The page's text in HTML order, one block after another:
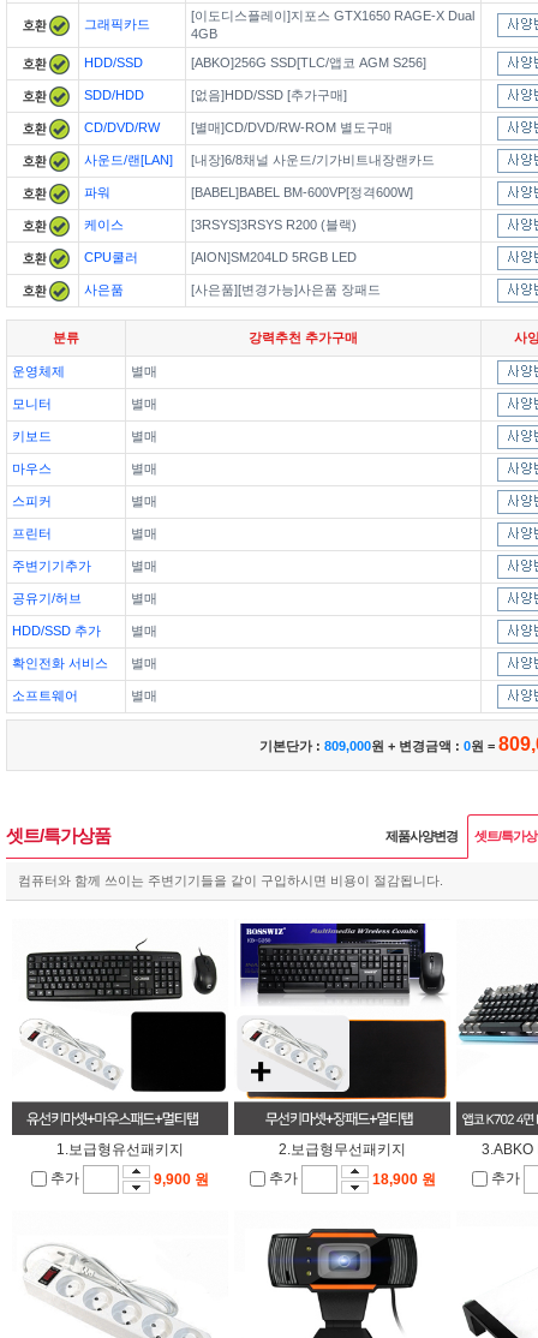
그래픽카드
[이도디스플레이]지포스 GTX1650 RAGE-X Dual
4GB
HDD/SSD
[ABKO]256G SSD[TLC/앱코 AGM S256]
SDD/HDD [없음]HDD/SSD [추가구매]
CD/DVD/RW [별매]CD/DVD/RW-ROM 별도구매
사운드/랜[LAN] [내장]6/8채널 사운드/기가비트내장랜카드
파워 [BABEL]BABEL BM-600VP[정격600W]
케이스 [3RSYS]3RSYS R200 (블랙)
CPU쿨러 [AION]SM204LD 5RGB LED
사은품 [사은품][변경가능]사은품 장패드
분류 강력추천 추가구매 사
운영체제 별매
모니터 별매
키보드 별매
마우스 별매
스피커 별매
프린터 별매
주변기기추가 별매
공유기/허브 별매
HDD/SSD 추가 별매
확인전화 서비스 별매
소프트웨어 별매
기본단가 : 809,000원 + 변경금액 : 0원 =
셋트/특가상품 제품사양변경 셋트/특가
컴퓨터와 함께 쓰이는 주변기기들을 같이 구입하시면 비용이 절감됩니다.
1.보급형유선패키지
추가
9,900 원
2.보급형무선패키지
추가
18,900 원
3.ABKO
추가